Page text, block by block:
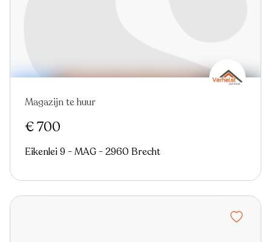
Magazijn te huur
€ 700
Eikenlei 9 - MAG - 2960 Brecht